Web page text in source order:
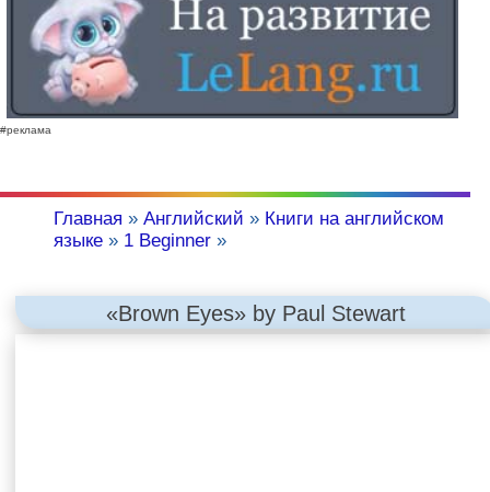
#реклама
Главная »Английский » Книги на английском
языке » 1 Beginner »
«Brown Eyes» by Paul Stewart